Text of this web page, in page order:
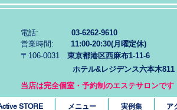
電話: 03-6262-9610
営業時間: 11:00-20:30(月曜定休)
〒106-0031 東京都港区西麻布1-11-6
ホテル&レジデンス六本木811
STORE メニュー 実例集 ア
当店は完全個室・予約制のエステサロンです